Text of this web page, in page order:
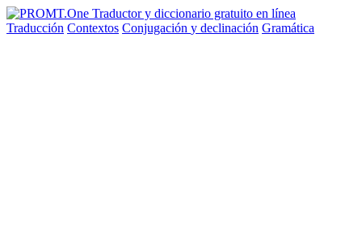
Traducción Contextos Conjugación y declinación Gramática